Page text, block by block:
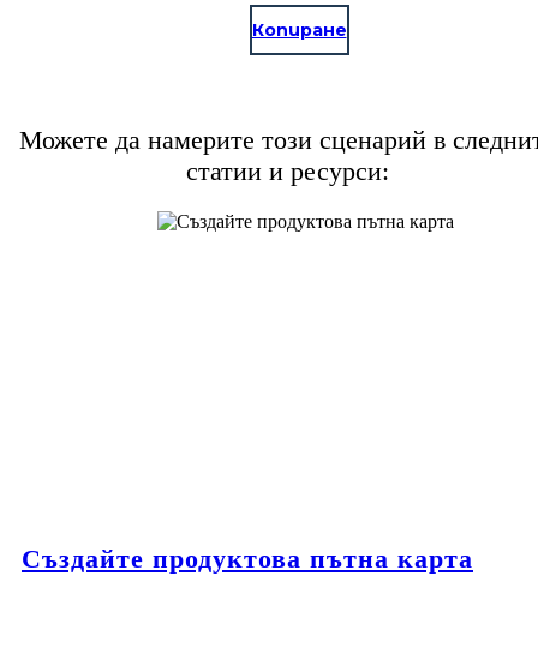
Копиране
Можете да намерите този сценарий в
статии и ресурси:
Създайте продуктова пътна карта